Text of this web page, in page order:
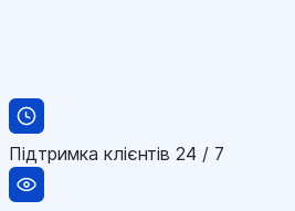
Підтримка клієнтів 24 / 7